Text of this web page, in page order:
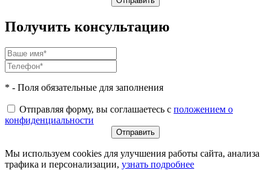
Получить консультацию
* - Поля обязательные для заполнения
Отправляя форму, вы соглашаетесь с положением о
конфиденциальности
Мы используем cookies для улучшения работы сайта, анализа
трафика и персонализации, узнать подробнее